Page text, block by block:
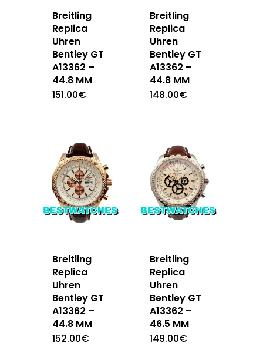
Breitling
Replica
Uhren
Bentley GT
A13362 –
44.8 MM
151.00€
Breitling
Replica
Uhren
Bentley GT
A13362 –
44.8 MM
148.00€
Breitling
Replica
Uhren
Bentley GT
A13362 –
44.8 MM
152.00€
Breitling
Replica
Uhren
Bentley GT
A13362 –
46.5 MM
149.00€